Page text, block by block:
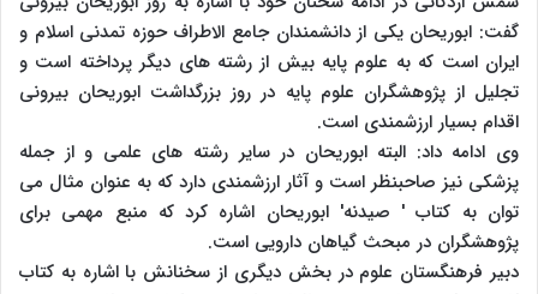
گفت: ابوریحان یکی از دانشمندان جامع الاطراف حوزه تمدنی اسلام و
ایران است که به علوم پایه بیش از رشته های دیگر پرداخته است و
تجلیل از پژوهشگران علوم پایه در روز بزرگداشت ابوریحان بیرونی
اقدام بسیار ارزشمندی است.
وی ادامه داد: البته ابوریحان در سایر رشته های علمی و از جمله
پزشکی نیز صاحبنظر است و آثار ارزشمندی دارد که به عنوان مثال می
توان به کتاب ' صیدنه' ابوریحان اشاره کرد که منبع مهمی برای
پژوهشگران در مبحث گیاهان دارویی است.
دبیر فرهنگستان علوم در بخش دیگری از سخنانش با اشاره به کتاب